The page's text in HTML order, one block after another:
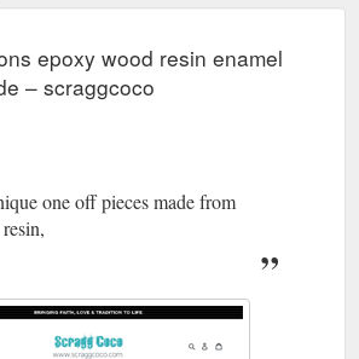
epoxy wood resin enamel
– scraggcoco
one off pieces made from